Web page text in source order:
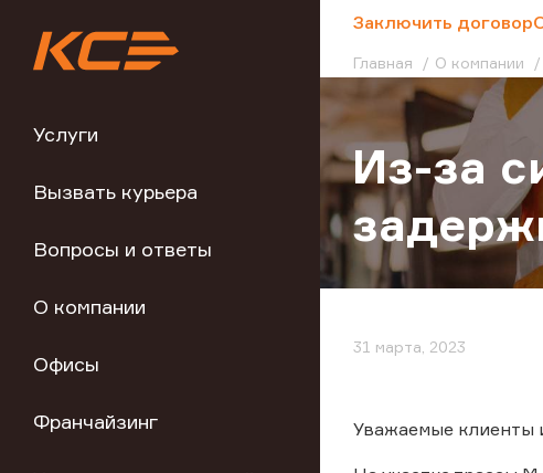
Услуги
Вызвать курьера
Вопросы и ответы
О компании
Офисы
Франчайзинг
Заключить договор
Главная О компании
Из-за
31 марта, 2023
Уважаемые клиенты